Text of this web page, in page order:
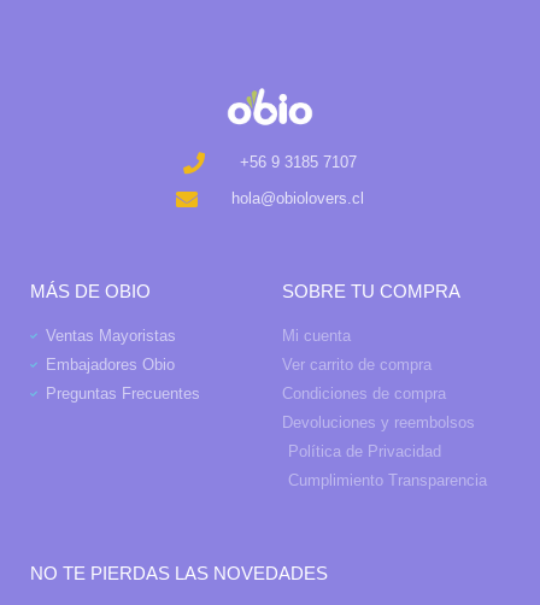
+56 9 3185 7107
hola@obiolovers.cl
MÁS DE OBIO
Ventas Mayoristas
Embajadores Obio
Preguntas Frecuentes
SOBRE TU COMPRA
Mi cuenta
Ver carrito de compra
Condiciones de compra
Devoluciones y reembolsos
Política de Privacidad
Cumplimiento Transparencia
NO TE PIERDAS LAS NOVEDADES